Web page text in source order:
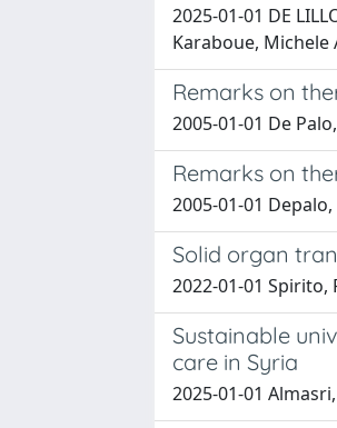
2025-01-01 DE
Karaboue, Michele
Remarks on
2005-01-01 De
Remarks on
2005-01-01
Solid organ
2022-01-01 Spirito,
Sustainable
care in Syria
2025-01-01